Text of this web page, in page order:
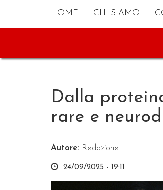
HOME CHI SIAMO
Dalla
rare e
Autore: Redazione
24/09/2025 - 19:11